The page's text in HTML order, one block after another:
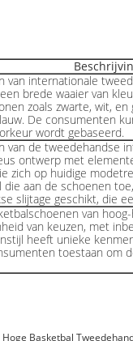
van internationale
brede waaier van
zoals zwarte, wit, en
De consumenten
wordt gebaseerd.
van de tweedehandse
ontwerp met
zich op huidige
aan de schoenen
slijtage geschikt, die
van
van keuzen, met
heeft unieke
toestaan om
Hoge Basketbal